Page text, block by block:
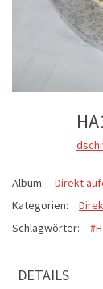
Album:
Direkt
Kategorien:
Schlagwörter:
DETAILS